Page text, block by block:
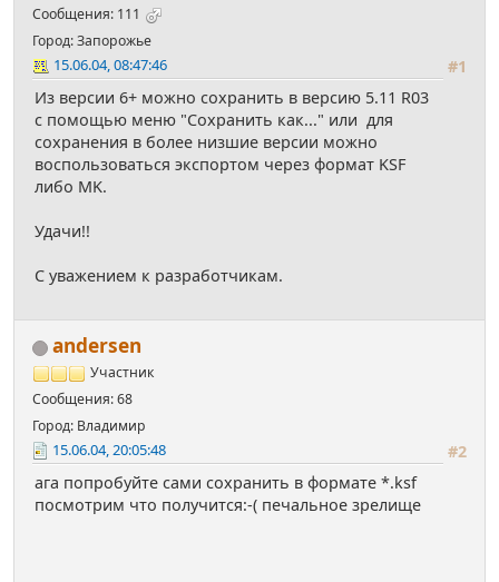
Сообщения: 111
Город: Запорожье
#1
15.06.04, 08:47:46
Из версии 6+ можно сохранить в версию 5.11 R03
с помощью меню "Сохранить как..." или для
сохранения в более низшие версии можно
воспользоваться экспортом через формат KSF
либо MK.
Удачи!!
С уважением к разработчикам.
andersen
Участник
Сообщения: 68
Город: Владимир
#2
15.06.04, 20:05:48
ага попробуйте сами сохранить в формате *.ksf
посмотрим что получится:-( печальное зрелище